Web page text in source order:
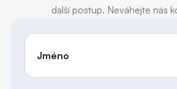
další postup. Neváhejte nás
Jméno